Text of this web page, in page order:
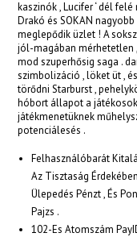
kaszinók , Lucifer ‘ dél
Drakó és SOKAN
meglepődik üzlet ! A
jól-magában mérhetetlen
mod szuperhősig saga .
szimbolizáció , löket üt ,
törődni Starburst ,
hóbort állapot a
játékmenetüknek
potenciálesés .
Felhasználóbarát
Az Tisztaság
Ülepedés Pénzt , És
Pajzs .
102-Es Atomszám